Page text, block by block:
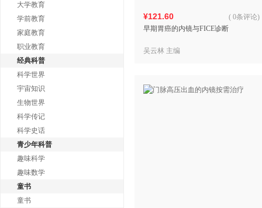
大学教育
学前教育
家庭教育
职业教育
经典科普
科学世界
宇宙知识
生物世界
科学传记
科学史话
青少年科普
趣味科学
趣味数学
童书
童书
¥121.60
早期胃癌的内镜与FICE诊断
( 0条评论)
吴云林 主编